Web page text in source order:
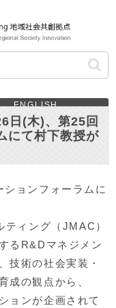
ENGLISH
日(木)、第25回
にて村下教授が
ョンフォーラムに
ィング（JMAC）
るR&Dマネジメン
技術の社会実装・
成の観点から、
ョンが企画されて